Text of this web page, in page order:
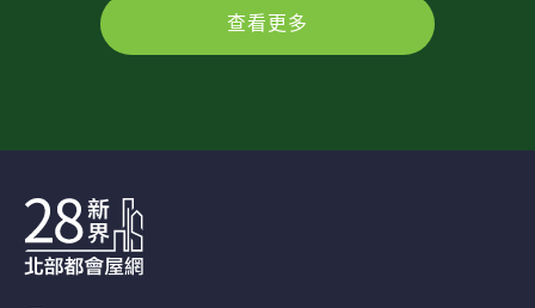
查看更多